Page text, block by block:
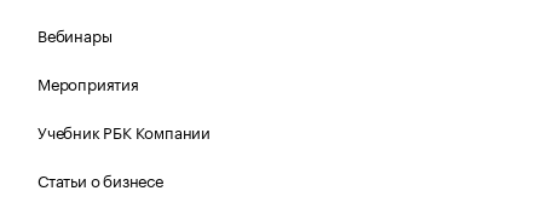
Вебинары
Мероприятия
Учебник РБК Компании
Статьи о бизнесе